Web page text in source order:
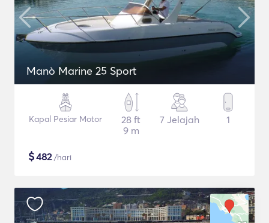
Manò Marine 25 Sport
Kapal Pesiar Motor
28 ft
9 m
7 Jelajah 1
$482/hari